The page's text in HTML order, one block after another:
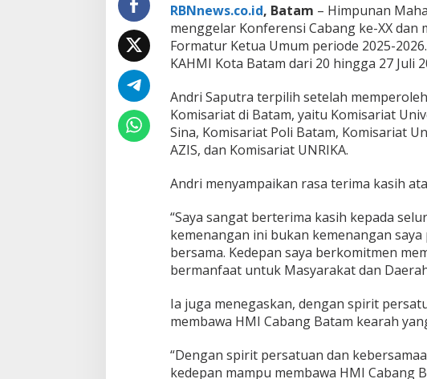
o
r
a
t
r
K
t
u
H
I
C
a
b
a
g
B
a
a
m
RBNnews.co.id, Batam – Himpunan
menggelar Konferensi Cabang ke-XX
Formatur Ketua Umum periode 2025-
KAHMI Kota Batam dari 20 hingga 27 Juli
Andri Saputra terpilih setelah
Komisariat di Batam, yaitu Komisariat
Sina, Komisariat Poli Batam, Komisariat
AZIS, dan Komisariat UNRIKA.
Andri menyampaikan rasa terima kasih
“Saya sangat berterima kasih kepada
kemenangan ini bukan kemenangan
bersama. Kedepan saya berkomitmen
bermanfaat untuk Masyarakat dan
Ia juga menegaskan, dengan spirit
membawa HMI Cabang Batam kearah
“Dengan spirit persatuan dan
kedepan mampu membawa HMI Cabang